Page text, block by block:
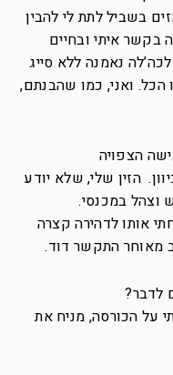
בשביל לתת לי להבין
בקשר איתי ובחיים
נאמנה ללא סייג
ואני, כמו שהבנתם,
הצפויה
הזין שלי, שלא יודע
וצהל במכנסי.
אותו לדהירה קצרה
מאוחר התקשר דוד.
לדבר?
על הכורסה, מניח את